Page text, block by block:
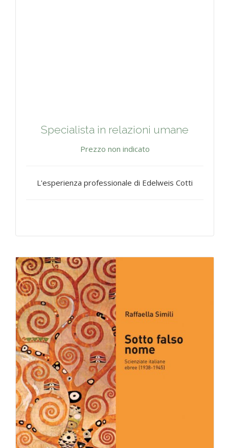
Specialista in relazioni umane
Prezzo non indicato
L'esperienza professionale di Edelweis Cotti